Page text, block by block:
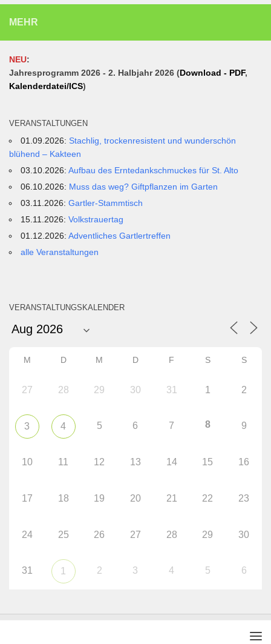
MEHR
NEU:
Jahresprogramm 2026 - 2. Halbjahr 2026 (Download - PDF,
Kalenderdatei/ICS)
VERANSTALTUNGEN
01.09.2026: Stachlig, trockenresistent und wunderschön
blühend – Kakteen
03.10.2026:Aufbau des Erntedankschmuckes für St. Alto
06.10.2026: Muss das weg? Giftpflanzen im Garten
03.11.2026:Gartler-Stammtisch
15.11.2026:Volkstrauertag
01.12.2026:Adventliches Gartlertreffen
alle Veranstaltungen
VERANSTALTUNGSKALENDER
M D M D F S S
27 28 29 30 31 1 2
3 4 5 6 7 8 9
10 11 12 13 14 15 16
17 18 19 20 21 22 23
24 25 26 27 28 29 30
31 1 2 3 4 5 6